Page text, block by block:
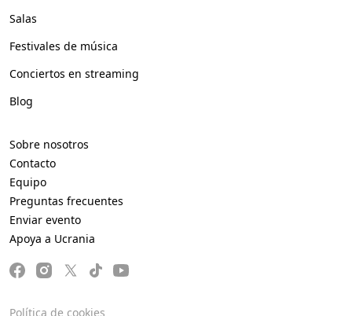
Salas
Festivales de música
Conciertos en streaming
Blog
Sobre nosotros
Contacto
Equipo
Preguntas frecuentes
Enviar evento
Apoya a Ucrania
Política de cookies